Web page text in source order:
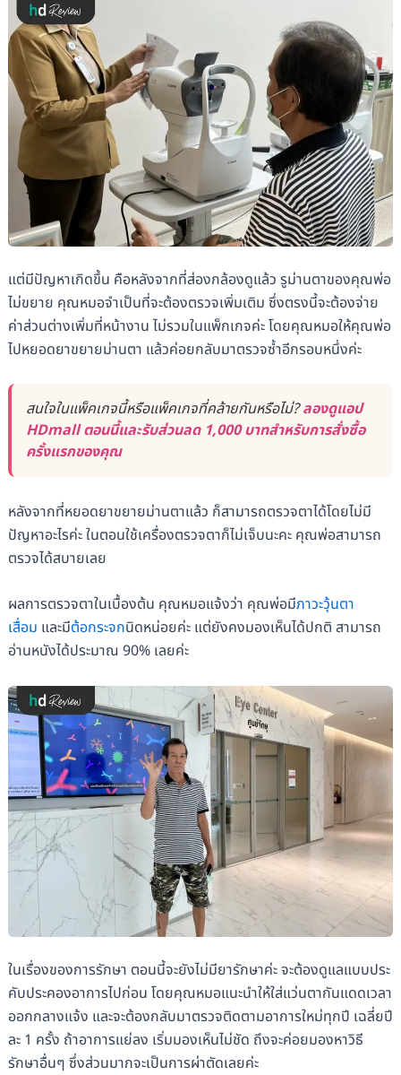
แต่มีปัญหาเกิดขึ้น คือหลังจากที่ส่องกล้องดูแล้ว รูม่านตาของคุณพ่อ
ไม่ขยาย คุณหมอจำเป็นที่จะต้องตรวจเพิ่มเติม ซึ่งตรงนี้จะต้องจ่าย
ค่าส่วนต่างเพิ่มที่หน้างาน ไม่รวมในแพ็กเกจค่ะ โดยคุณหมอให้คุณพ่อ
ไปหยอดยาขยายม่านตา แล้วค่อยกลับมาตรวจซ้ำอีกรอบหนึ่งค่ะ
สนใจในแพ็คเกจนี้หรือแพ็คเกจที่คล้ายกันหรือไม่?ลองดูแอป
HDmall ตอนนี้และรับส่วนลด 1,000 บาทสำหรับการสั่งซื้อ
ครั้งแรกของคุณ
หลังจากที่หยอดยาขยายม่านตาแล้ว ก็สามารถตรวจตาได้โดยไม่มี
ปัญหาอะไรค่ะ ในตอนใช้เครื่องตรวจตาก็ไม่เจ็บนะคะ คุณพ่อสามารถ
ตรวจได้สบายเลย
ผลการตรวจตาในเบื้องต้น คุณหมอแจ้งว่า คุณพ่อมีภาวะวุ้นตา
เสื่อม และมีต้อกระจกนิดหน่อยค่ะ แต่ยังคงมองเห็นได้ปกติ สามารถ
อ่านหนังได้ประมาณ 90% เลยค่ะ
ในเรื่องของการรักษา ตอนนี้จะยังไม่มียารักษาค่ะ จะต้องดูแลแบบประ
คับประคองอาการไปก่อน โดยคุณหมอแนะนำให้ใส่แว่นตากันแดดเวลา
ออกกลางแจ้ง และจะต้องกลับมาตรวจติดตามอาการใหม่ทุกปี เฉลี่ยปี
ละ 1 ครั้ง ถ้าอาการแย่ลง เริ่มมองเห็นไม่ชัด ถึงจะค่อยมองหาวิธี
รักษาอื่นๆ ซึ่งส่วนมากจะเป็นการผ่าตัดเลยค่ะ